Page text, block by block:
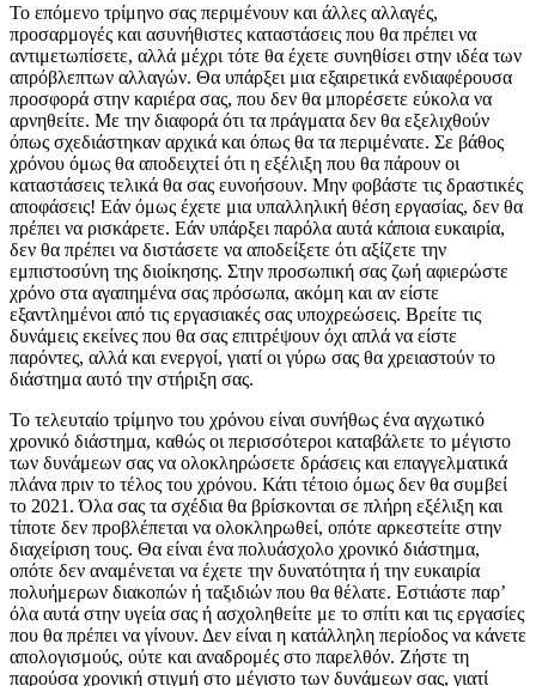
Το επόμενο τρίμηνο σας περιμένουν και άλλες αλλαγές,
προσαρμογές και ασυνήθιστες καταστάσεις που θα πρέπει να
αντιμετωπίσετε, αλλά μέχρι τότε θα έχετε συνηθίσει στην ιδέα των
απρόβλεπτων αλλαγών. Θα υπάρξει μια εξαιρετικά ενδιαφέρουσα
προσφορά στην καριέρα σας, που δεν θα μπορέσετε εύκολα να
αρνηθείτε. Με την διαφορά ότι τα πράγματα δεν θα εξελιχθούν
όπως σχεδιάστηκαν αρχικά και όπως θα τα περιμένατε. Σε βάθος
χρόνου όμως θα αποδειχτεί ότι η εξέλιξη που θα πάρουν οι
καταστάσεις τελικά θα σας ευνοήσουν. Μην φοβάστε τις δραστικές
αποφάσεις! Εάν όμως έχετε μια υπαλληλική θέση εργασίας, δεν θα
πρέπει να ρισκάρετε. Εάν υπάρξει παρόλα αυτά κάποια ευκαιρία,
δεν θα πρέπει να διστάσετε να αποδείξετε ότι αξίζετε την
εμπιστοσύνη της διοίκησης. Στην προσωπική σας ζωή αφιερώστε
χρόνο στα αγαπημένα σας πρόσωπα, ακόμη και αν είστε
εξαντλημένοι από τις εργασιακές σας υποχρεώσεις. Βρείτε τις
δυνάμεις εκείνες που θα σας επιτρέψουν όχι απλά να είστε
παρόντες, αλλά και ενεργοί, γιατί οι γύρω σας θα χρειαστούν το
διάστημα αυτό την στήριξη σας.
Το τελευταίο τρίμηνο του χρόνου είναι συνήθως ένα αγχωτικό
χρονικό διάστημα, καθώς οι περισσότεροι καταβάλετε το μέγιστο
των δυνάμεων σας να ολοκληρώσετε δράσεις και επαγγελματικά
πλάνα πριν το τέλος του χρόνου. Κάτι τέτοιο όμως δεν θα συμβεί
το 2021. Όλα σας τα σχέδια θα βρίσκονται σε πλήρη εξέλιξη και
τίποτε δεν προβλέπεται να ολοκληρωθεί, οπότε αρκεστείτε στην
διαχείριση τους. Θα είναι ένα πολυάσχολο χρονικό διάστημα,
οπότε δεν αναμένεται να έχετε την δυνατότητα ή την ευκαιρία
πολυήμερων διακοπών ή ταξιδιών που θα θέλατε. Εστιάστε παρ’
όλα αυτά στην υγεία σας ή ασχοληθείτε με το σπίτι και τις εργασίες
που θα πρέπει να γίνουν. Δεν είναι η κατάλληλη περίοδος να κάνετε
απολογισμούς, ούτε και αναδρομές στο παρελθόν. Ζήστε τη
παρούσα χρονική στιγμή στο μέγιστο των δυνάμεων σας, γιατί